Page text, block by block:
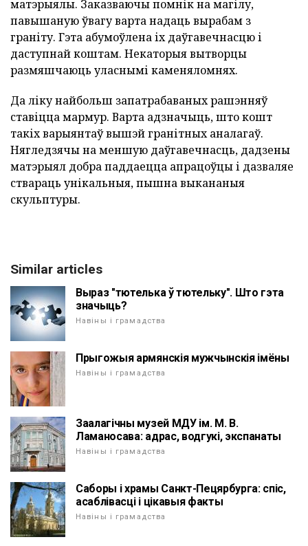
матэрыялы. Заказваючы помнік на магілу,
павышаную ўвагу варта надаць вырабам з
граніту. Гэта абумоўлена іх даўгавечнасцю і
даступнай коштам. Некаторыя вытворцы
размяшчаюць уласнымі каменяломнях.
Да ліку найбольш запатрабаваных рашэнняў
ставіцца мармур. Варта адзначыць, што кошт
такіх варыянтаў вышэй гранітных аналагаў.
Нягледзячы на меншую даўгавечнасць, дадзены
матэрыял добра паддаецца апрацоўцы і дазваляе
ствараць унікальныя, пышна выкананыя
скульптуры.
Similar articles
Выраз "тютелька ў тютельку". Што гэта
значыць?
Навіны і грамадства
Прыгожыя армянскія мужчынскія імёны
Навіны і грамадства
Заалагічны музей МДУ ім. М. В.
Ламаносава: адрас, водгукі, экспанаты
Навіны і грамадства
Саборы і храмы Санкт-Пецярбурга: спіс,
асаблівасці і цікавыя факты
Навіны і грамадства